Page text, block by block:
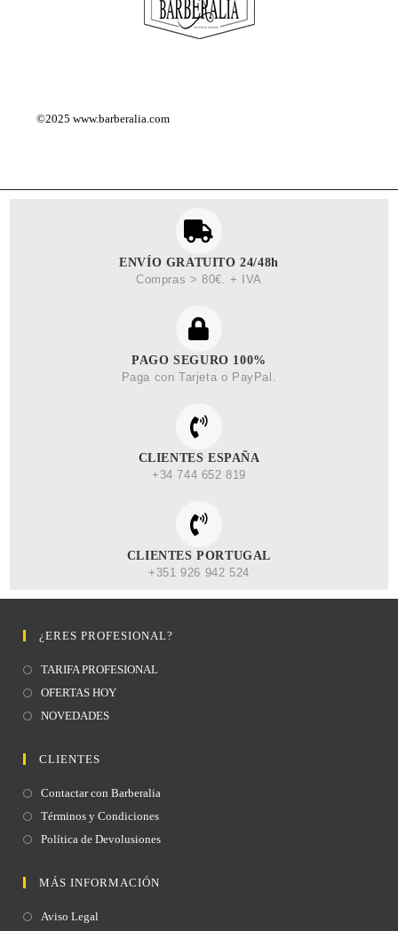
©2025www.barberalia.com
ENVÍO GRATUITO 24/48h
Compras > 80€. + IVA
PAGO SEGURO 100%
Paga con Tarjeta o PayPal.
CLIENTES ESPAÑA
+34 744 652 819
CLIENTES PORTUGAL
+351 926 942 524
MÁS INFORMACIÓN
Aviso Legal
CLIENTES
Contactar con Barberalia
Términos y Condiciones
Política de Devolusiones
¿ERES PROFESIONAL?
TARIFA PROFESIONAL
OFERTAS HOY
NOVEDADES